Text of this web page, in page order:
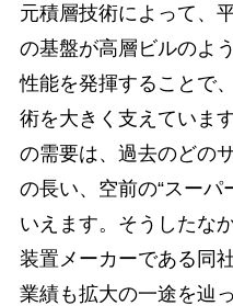
元積層技術によって、
の基盤が高層ビルのよ
性能を発揮することで
術を大きく支えていま
の需要は、過去のどの
の長い、空前の“スーパ
いえます。そうしたな
装置メーカーである同
業績も拡大の一途を辿